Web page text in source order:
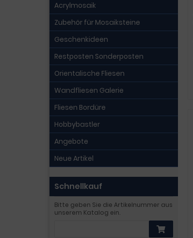
Acrylmosaik
Zubehör für Mosaiksteine
Geschenkideen
Restposten Sonderposten
Orientalische Fliesen
Wandfliesen Galerie
Fliesen Bordüre
Hobbybastler
Angebote
Neue Artikel
Schnellkauf
Bitte geben Sie die Artikelnummer aus
unserem Katalog ein.